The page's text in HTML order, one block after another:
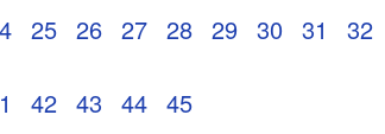
25 26 27 28 29 30 31 32
42 43 44 45